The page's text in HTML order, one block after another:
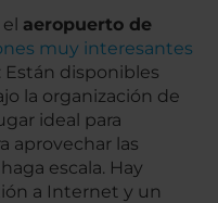
aeropuerto de
muy interesantes
Están disponibles
la organización de
ideal para
aprovechar las
escala. Hay
a Internet y un